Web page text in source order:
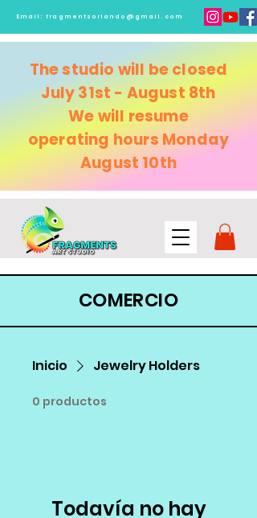
Email:fragmentsorlando@gmail.com
The studio will be closed
July 31st - August 8th
We will resume
operating hours Monday
August 10th
COMERCIO
Inicio Jewelry Holders
0 productos
Todavía no hay